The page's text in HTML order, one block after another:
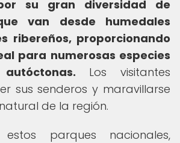
su gran diversidad de
van desde humedales
ribereños, proporcionando
para numerosas especies
Los visitantes
sus senderos y maravillarse
de la región.
parques nacionales,